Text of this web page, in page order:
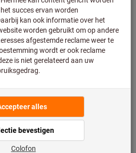
6-kant dop, 1/2 inch
Stahlwille®
Artikelnummer: 642200
Leverbaar
25 varianten
Excl. BTW
Naar de varianten